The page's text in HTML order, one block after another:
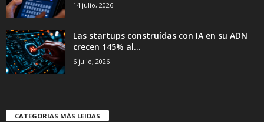
14 julio, 2026
Las startups construídas con IA en su ADN
crecen 145% al...
6 julio, 2026
CATEGORIAS MÁS LEIDAS